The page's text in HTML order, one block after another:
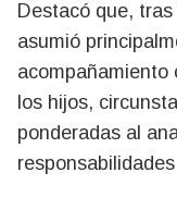
Destacó que,
asumió
acompañamiento
los hijos,
ponderadas al